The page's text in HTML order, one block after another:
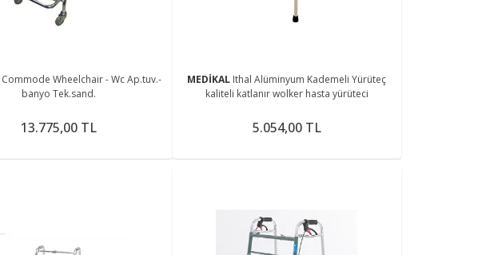
Commode Wheelchair - Wc Ap.tuv.-
banyo Tek.sand.
13.775,00 TL
MEDİKAL Ithal Alüminyum Kademeli Yürüteç
kaliteli katlanır wolker hasta yürüteci
5.054,00 TL